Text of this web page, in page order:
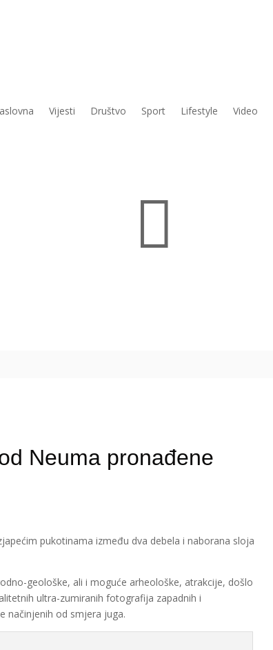
Vijesti Društvo Sport Lifestyle Video

Neuma pronađene
pukotinama između dva debela i naborana sloja
geološke, ali i moguće arheološke, atrakcije, došlo
ultra-zumiranih fotografija zapadnih i
načinjenih od smjera juga.